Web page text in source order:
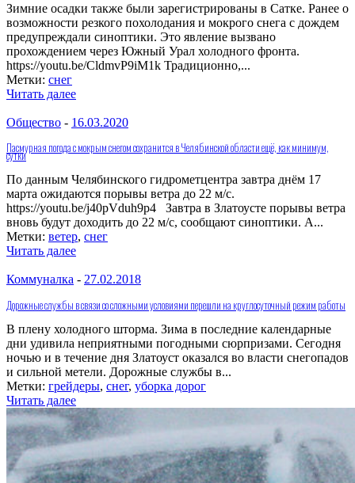
Зимние осадки также были зарегистрированы в Сатке. Ранее о
возможности резкого похолодания и мокрого снега с дождем
предупреждали синоптики. Это явление вызвано
прохождением через Южный Урал холодного фронта.
https://youtu.be/CldmvP9iM1k Традиционно,...
Метки: снег
Читать далее
Общество - 16.03.2020
Пасмурная погода с мокрым снегом сохранится в Челябинской области ещё, как минимум,
сутки
По данным Челябинского гидрометцентра завтра днём 17
марта ожидаются порывы ветра до 22 м/с.
https://youtu.be/j40pVduh9p4 Завтра в Златоусте порывы ветра
вновь будут доходить до 22 м/с, сообщают синоптики. А...
Метки: ветер, снег
Читать далее
Коммуналка - 27.02.2018
Дорожные службы в связи со сложными условиями перешли на круглосуточный режим работы
В плену холодного шторма. Зима в последние календарные
дни удивила неприятными погодными сюрпризами. Сегодня
ночью и в течение дня Златоуст оказался во власти снегопадов
и сильной метели. Дорожные службы в...
Метки: грейдеры, снег, уборка дорог
Читать далее